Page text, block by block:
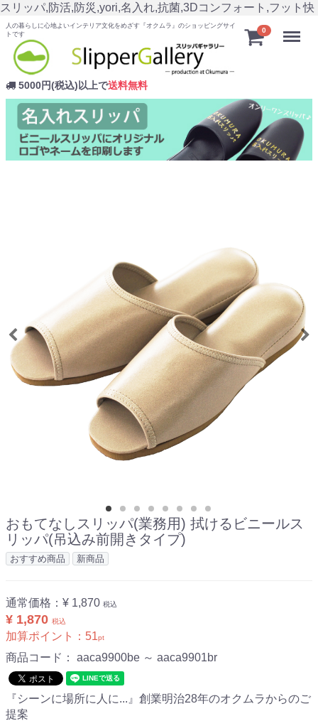
スリッパ,防活,防災,yori,名入れ,抗菌,3Dコンフォート,フット快
人の暮らしに心地よいインテリア文化をめざす『オクムラ』のショッピングサイ
トです
5000円(税込)以上で送料無料
0 Menu
おもてなしスリッパ(業務用) 拭けるビニールス
リッパ(吊込み前開きタイプ)
おすすめ商品 新商品
通常価格： ¥ 1,870 税込
¥ 1,870 税込
加算ポイント： 51pt
商品コード： aaca9900be ～ aaca9901br
『シーンに場所に人に...』創業明治28年のオクムラからのご
提案